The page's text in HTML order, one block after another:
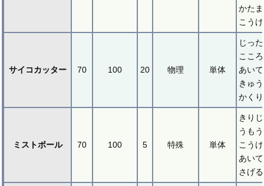
かた
こう
サイコカッター 70 100 20 物理 単体
じっ
ここ
あい
きゅ
かく
ミストボール 70 100 5 特殊 単体
きり
うも
こう
あい
さげ